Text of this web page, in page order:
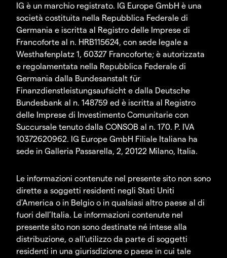
IG è un marchio registrato. IG Europe GmbH è una
società costituita nella Repubblica Federale di
Germania e iscritta al Registro delle Imprese di
Francoforte al n. HRB115624, con sede legale a
Westhafenplatz 1, 60327 Francoforte; è autorizzata
e regolamentata nella Repubblica Federale di
Germania dalla Bundesanstalt für
Finanzdienstleistungsaufsicht e dalla Deutsche
Bundesbank al n. 148759 ed è iscritta al Registro
delle Imprese di Investimento Comunitarie con
Succursale tenuto dalla CONSOB al n. 170. P. IVA
10372620962. IG Europe GmbH Filiale Italiana ha
sede in Galleria Passarella, 2, 20122 Milano, Italia.
Le informazioni contenute nel presente sito non sono
dirette a soggetti residenti negli Stati Uniti
d'America o in Belgio o in qualsiasi altro paese al di
fuori dell’Italia. Le informazioni contenute nel
presente sito non sono destinate né intese alla
distribuzione, o all'utilizzo da parte di soggetti
residenti in una giurisdizione o paese in cui tale